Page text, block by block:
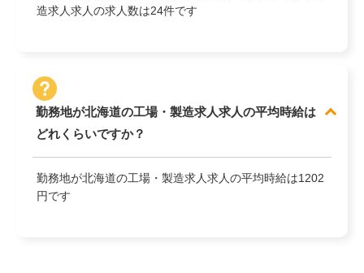
造求人求人の求人数は24件です
勤務地が北海道の工場・製造求人求人の平均時給は
どれくらいですか？
勤務地が北海道の工場・製造求人求人の平均時給は1202
円です